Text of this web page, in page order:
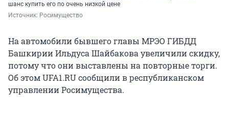
шанс купить его по очень низкой цене
Источник: Росимущество
На автомобили бывшего главы МРЭО ГИБДД
Башкирии Ильдуса Шайбакова увеличили скидку,
потому что они выставлены на повторные торги.
Об этом UFA1.RU сообщили в республиканском
управлении Росимущества.